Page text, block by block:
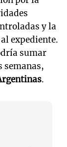
y la
expediente.
sumar
semanas,
.